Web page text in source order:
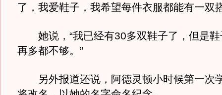
了，我爱鞋子，我希望每件衣服都能有一双
她说，“我已经有30多双鞋子了，但是鞋
再多都不够。”
另外报道还说，阿德灵顿小时候第一次